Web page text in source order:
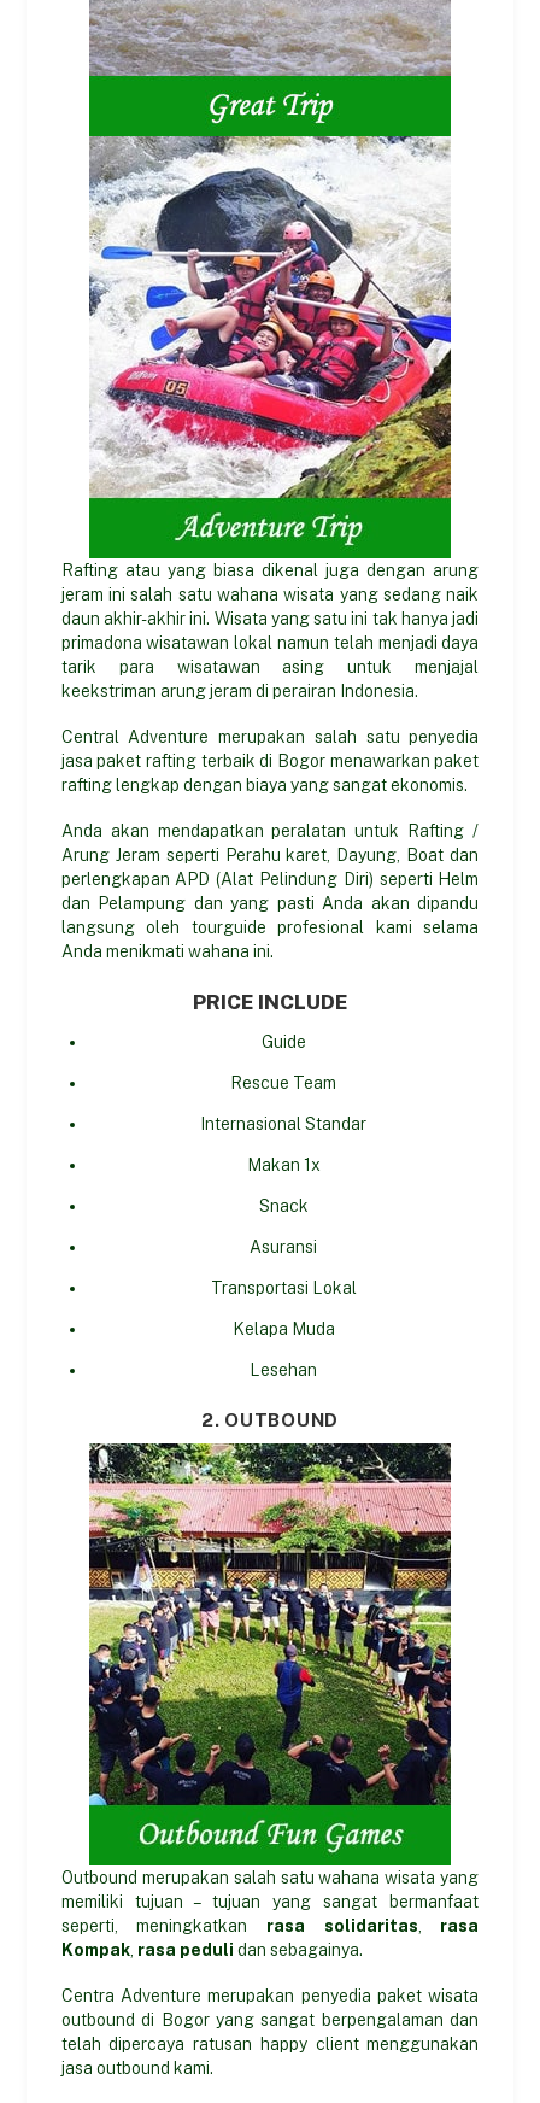
Rafting atau yang biasa dikenal juga dengan arung
jeram ini salah satu wahana wisata yang sedang naik
daun akhir-akhir ini. Wisata yang satu ini tak hanya jadi
primadona wisatawan lokal namun telah menjadi daya
tarik para wisatawan asing untuk menjajal
keekstriman arung jeram di perairan Indonesia.
Central Adventure merupakan salah satu penyedia
jasa paket rafting terbaik di Bogor menawarkan paket
rafting lengkap dengan biaya yang sangat ekonomis.
Anda akan mendapatkan peralatan untuk Rafting /
Arung Jeram seperti Perahu karet, Dayung, Boat dan
perlengkapan APD (Alat Pelindung Diri) seperti Helm
dan Pelampung dan yang pasti Anda akan dipandu
langsung oleh tourguide profesional kami selama
Anda menikmati wahana ini.
PRICE INCLUDE
Guide
Rescue Team
Internasional Standar
Makan 1x
Snack
Asuransi
Transportasi Lokal
Kelapa Muda
Lesehan
2. OUTBOUND
Outbound merupakan salah satu wahana wisata yang
memiliki tujuan – tujuan yang sangat bermanfaat
seperti, meningkatkan rasa solidaritas
rasa
Kompak, rasa peduli dan sebagainya.
Centra Adventure merupakan penyedia paket wisata
outbound di Bogor yang sangat berpengalaman dan
telah dipercaya ratusan happy client menggunakan
jasa outbound kami.